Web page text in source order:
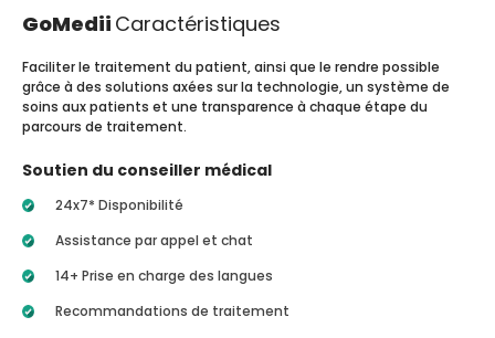
GoMedii Caractéristiques
Faciliter le traitement du patient, ainsi que le rendre possible
grâce à des solutions axées sur la technologie, un système de
soins aux patients et une transparence à chaque étape du
parcours de traitement.
Soutien du conseiller médical
24x7* Disponibilité
Assistance par appel et chat
14+ Prise en charge des langues
Recommandations de traitement